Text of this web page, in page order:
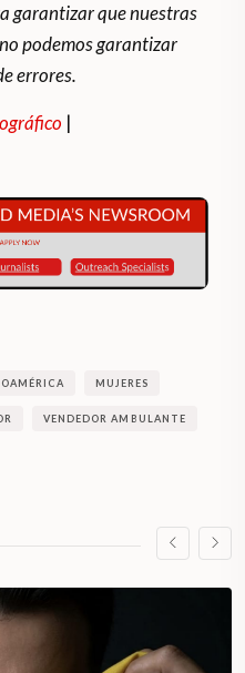
garantizar que nuestras
podemos garantizar
errores.
|
MUJERES
VENDEDOR AMBULANTE